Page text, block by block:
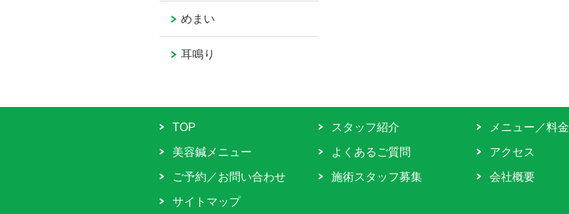
めまい
耳鳴り
TOP スタッフ紹介 メニュー／料金
美容鍼メニュー よくあるご質問 アクセス
ご予約／お問い合わせ 施術スタッフ募集 会社概要
サイトマップ